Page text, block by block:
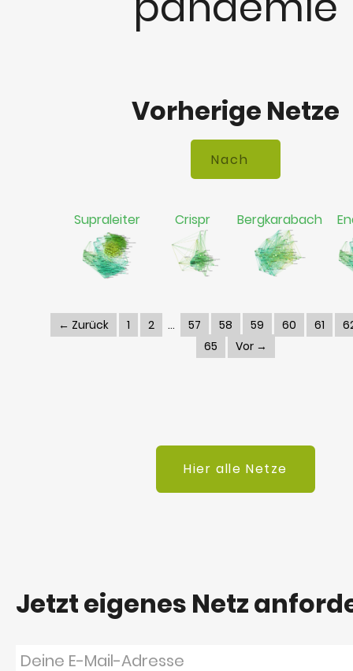
Vorherige Netze
Supraleiter Crispr Bergkarabach
← Zurück 1 2 57 58 59 60 61
65
Vor →
Hier alle Netze
Jetzt eigenes Netz